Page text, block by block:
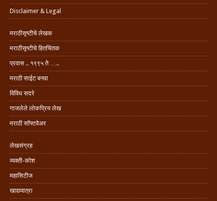
Disclaimer & Legal
मराठीसृष्टीचे लेखक
मराठीसृष्टीचे हितचिंतक
प्रवास .. १९९५ ते …..
मराठी साईट बनवा
विविध सदरे
गाजलेले लोकप्रिय लेख
मराठी सॉफ्टवेअर
लेखसंग्रह
व्यक्ती-कोश
महासिटीज
खाद्ययात्रा